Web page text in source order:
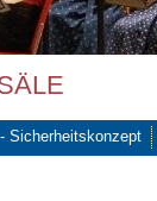
Sicherheitskonzept